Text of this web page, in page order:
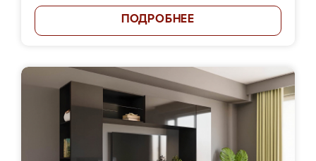
ПОДРОБНЕЕ